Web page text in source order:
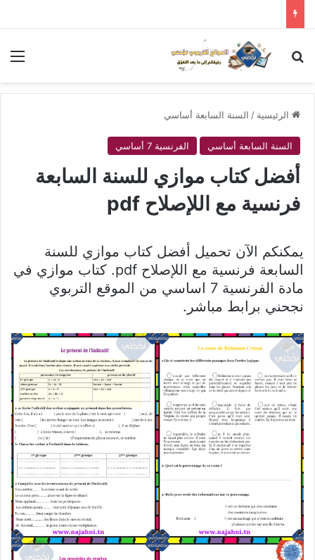
بحث عن
الرئيسية / السنة السابعة أساسي
السنة السابعة أساسي الفرنسية 7 أساسي
أفضل كتاب موازي للسنة السابعة
فرنسية مع اللإصلاح pdf
يمكنكم الآن تحميل أفضل كتاب موازي للسنة
السابعة فرنسية مع اللإصلاح pdf. كتاب موازي في
مادة الفرنسية 7 اساسي من الموقع التربوي
نجحني برابط مباشر.